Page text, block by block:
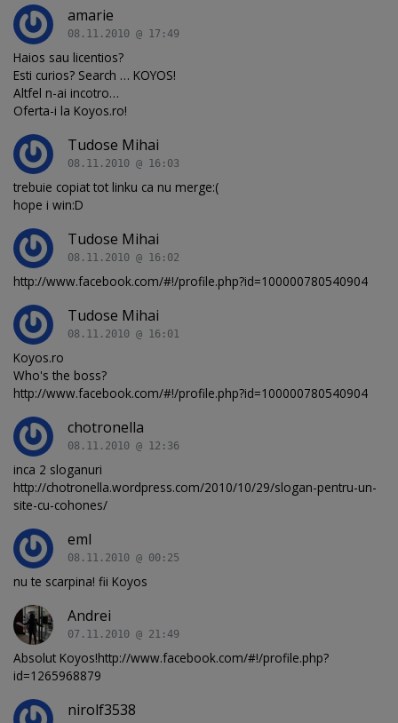
amarie
08.11.2010 @ 17:49
Haios sau licentios?
Esti curios? Search … KOYOS!
Altfel n-ai incotro…
Oferta-i la Koyos.ro!
Tudose Mihai
08.11.2010 @ 16:03
trebuie copiat tot linku ca nu merge:(
hope i win:D
Tudose Mihai
08.11.2010 @ 16:02
http://www.facebook.com/#!/profile.php?id=100000780540904
Tudose Mihai
08.11.2010 @ 16:01
Koyos.ro
Who's the boss?
http://www.facebook.com/#!/profile.php?id=100000780540904
chotronella
08.11.2010 @ 12:36
inca 2 sloganuri
http://chotronella.wordpress.com/2010/10/29/slogan-pentru-un-
site-cu-cohones/
eml
08.11.2010 @ 00:25
nu te scarpina! fii Koyos
Andrei
07.11.2010 @ 21:49
Absolut Koyos!http://www.facebook.com/#!/profile.php?
id=1265968879
nirolf3538